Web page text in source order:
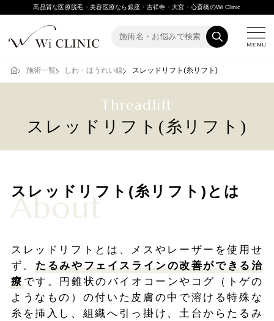
高品質な医療脱毛・美容医療なら銀座・吉祥寺・大宮・心斎橋のWi Clinic
施術一覧 しわ・ほうれい線 スレッドリフト(糸リフト)
Threadlift
スレッドリフト(糸リフト)
スレッドリフト(糸リフト)とは
About
スレッドリフトとは、メスやレーザーを使用せ
ず、たるみやフェイスラインの改善ができる治
療です。円錐状のバイオコーンやコグ（トゲの
ようなもの）の付いた皮膚の中で溶ける特殊な
糸を挿入し、組織へ引っ掛け、土台からたるみ